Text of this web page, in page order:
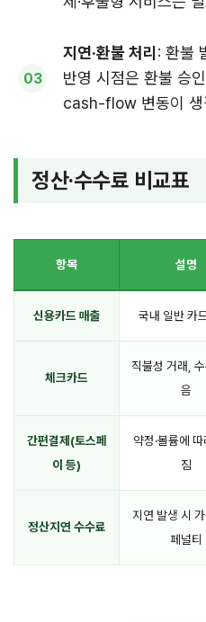
지연·환불 처리 : 환불
반영 시점은 환불 승
cash-flow 변동이 생
정산·수수료 비교표
항목 설명
신용카드 매출 국내 일반 카
체크카드
직불성 거래,
음
간편결제(토스페
이 등)
약정·볼륨에
짐
정산지연 수수료
지연 발생 시
페널티